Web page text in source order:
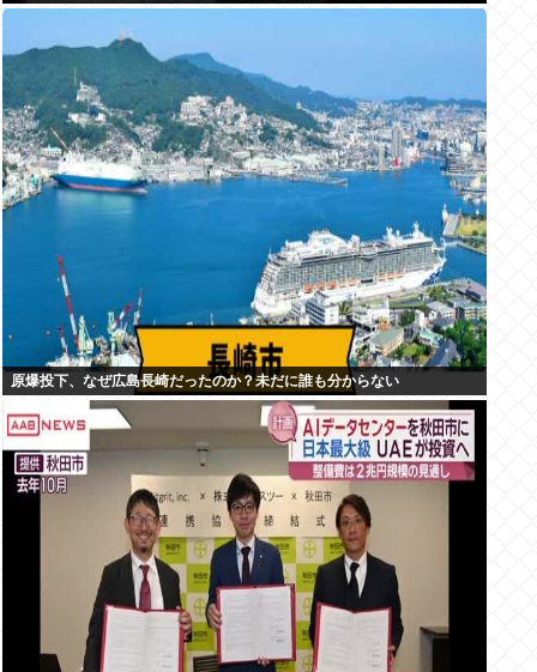
原爆投下、なぜ広島長崎だったのか？未だに誰も分からない